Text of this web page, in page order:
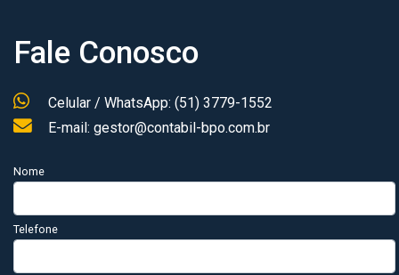
Fale Conosco
Celular / WhatsApp: (51) 3779-1552
E-mail: gestor@contabil-bpo.com.br
Nome
Telefone